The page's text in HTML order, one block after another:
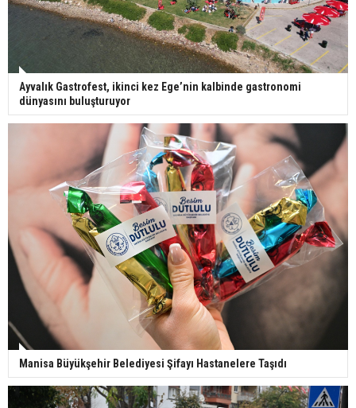
Ayvalık Gastrofest, ikinci kez Ege’nin kalbinde gastronomi
dünyasını buluşturuyor
Manisa Büyükşehir Belediyesi Şifayı Hastanelere Taşıdı